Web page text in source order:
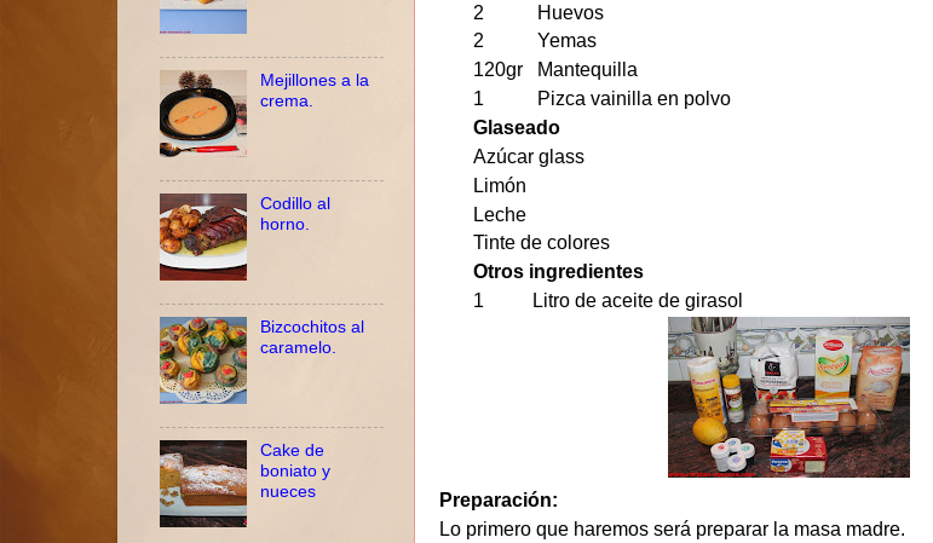
2 Huevos
2 Yemas
120gr Mantequilla
1 Pizca vainilla en polvo
Glaseado
Azúcar glass
Limón
Leche
Tinte de colores
Otros ingredientes
1 Litro de aceite de girasol
Preparación:
Lo primero que haremos será preparar la masa madre.
Mejillones a la
crema.
Codillo al
horno.
Bizcochitos al
caramelo.
Cake de
boniato y
nueces